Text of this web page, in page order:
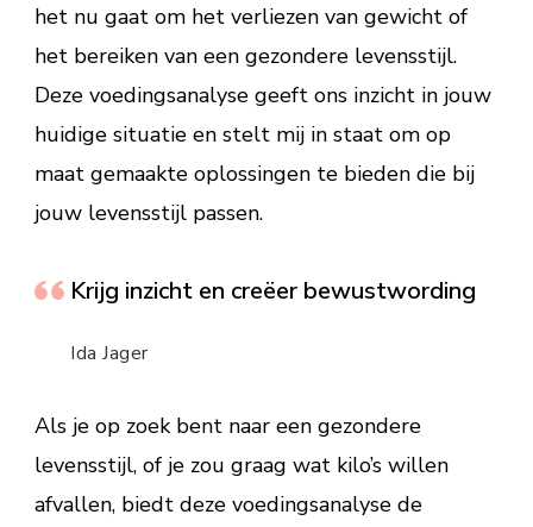
het nu gaat om het verliezen van gewicht of
het bereiken van een gezondere levensstijl.
Deze voedingsanalyse geeft ons inzicht in jouw
huidige situatie en stelt mij in staat om op
maat gemaakte oplossingen te bieden die bij
jouw levensstijl passen.
Krijg inzicht en creëer bewustwording
Ida Jager
Als je op zoek bent naar een gezondere
levensstijl, of je zou graag wat kilo’s willen
afvallen, biedt deze voedingsanalyse de